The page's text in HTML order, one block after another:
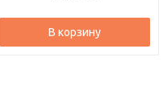
В корзину